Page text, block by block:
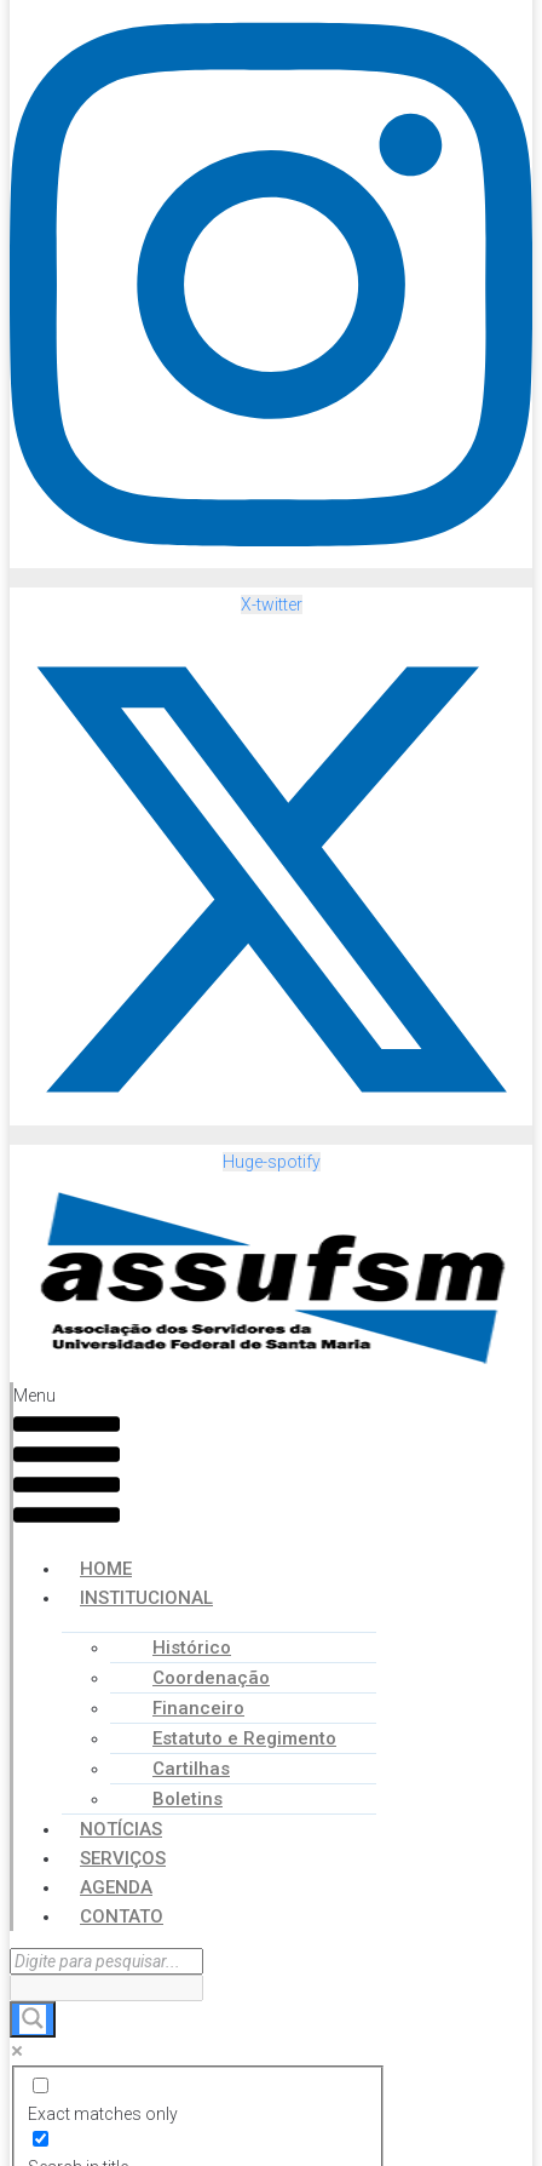
X-twitter
Huge-spotify
Menu
HOME
INSTITUCIONAL
Histórico
Coordenação
Financeiro
Estatuto e Regimento
Cartilhas
Boletins
NOTÍCIAS
SERVIÇOS
AGENDA
CONTATO
Exact matches only